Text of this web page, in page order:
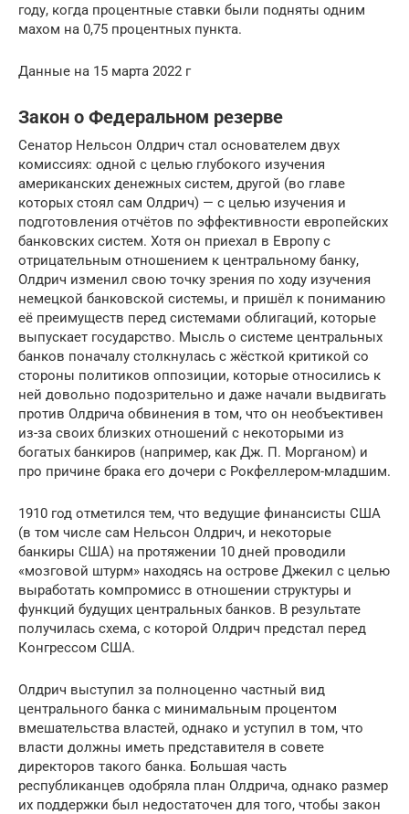
году, когда процентные ставки были подняты одним
махом на 0,75 процентных пункта.
Данные на 15 марта 2022 г
Закон о Федеральном резерве
Сенатор Нельсон Олдрич стал основателем двух
комиссиях: одной с целью глубокого изучения
американских денежных систем, другой (во главе
которых стоял сам Олдрич) — с целью изучения и
подготовления отчётов по эффективности европейских
банковских систем. Хотя он приехал в Европу с
отрицательным отношением к центральному банку,
Олдрич изменил свою точку зрения по ходу изучения
немецкой банковской системы, и пришёл к пониманию
её преимуществ перед системами облигаций, которые
выпускает государство. Мысль о системе центральных
банков поначалу столкнулась с жёсткой критикой со
стороны политиков оппозиции, которые относились к
ней довольно подозрительно и даже начали выдвигать
против Олдрича обвинения в том, что он необъективен
из-за своих близких отношений с некоторыми из
богатых банкиров (например, как Дж. П. Морганом) и
про причине брака его дочери с Рокфеллером-младшим.
1910 год отметился тем, что ведущие финансисты США
(в том числе сам Нельсон Олдрич, и некоторые
банкиры США) на протяжении 10 дней проводили
«мозговой штурм» находясь на острове Джекил с целью
выработать компромисс в отношении структуры и
функций будущих центральных банков. В результате
получилась схема, с которой Олдрич предстал перед
Конгрессом США.
Олдрич выступил за полноценно частный вид
центрального банка с минимальным процентом
вмешательства властей, однако и уступил в том, что
власти должны иметь представителя в совете
директоров такого банка. Большая часть
республиканцев одобряла план Олдрича, однако размер
их поддержки был недостаточен для того, чтобы закон